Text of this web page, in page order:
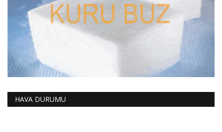
HAVA DURUMU